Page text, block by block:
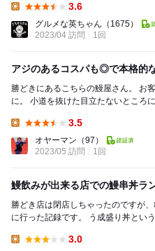
3.6
グルメな英ちゃん （1675）
2023/04 訪問
1回
アジのあるコスパも◎で本格的
勝どきにあるこちらの鰻屋さん。 お客さんにランチお誘い頂きご馳走
に。 小道を抜けた目立たないところにポツンとあり、食べログ評価も目
3.5
オヤーマン （97）
2023/05 訪問
1回
鰻飲みが出来る店での鰻串丼ラ
勝どき店は閉店しちゃったのですが、亀
に行った記録です。 う成盛り丼という、鰻串の短冊・白短冊・くりから
3.0